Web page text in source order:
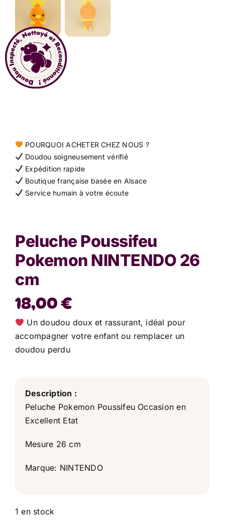
Contact
POURQUOI ACHETER CHEZ NOUS ?
Doudou soigneusement vérifié
Expédition rapide
Boutique française basée en Alsace
Service humain à votre écoute
Peluche Poussifeu
Pokemon NINTENDO 26
cm
18,00€
Un doudou doux et rassurant, idéal pour
accompagner votre enfant ou remplacer un
doudou perdu
Description :
Peluche Pokemon Poussifeu Occasion en
Excellent Etat
Mesure 26 cm
Marque: NINTENDO
1 en stock